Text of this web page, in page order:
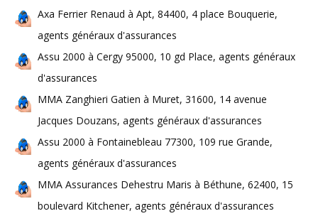
Axa Ferrier Renaud à Apt, 84400, 4 place Bouquerie,
agents généraux d'assurances
Assu 2000 à Cergy 95000, 10 gd Place, agents généraux
d'assurances
MMA Zanghieri Gatien à Muret, 31600, 14 avenue
Jacques Douzans, agents généraux d'assurances
Assu 2000 à Fontainebleau 77300, 109 rue Grande,
agents généraux d'assurances
MMA Assurances Dehestru Maris à Béthune, 62400, 15
boulevard Kitchener, agents généraux d'assurances